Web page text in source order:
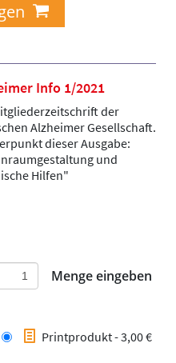
Info 1/2021
der
Alzheimer Gesellschaft.
dieser Ausgabe:
und
Hilfen"
Printprodukt - 3,00 €
Menge eingeben